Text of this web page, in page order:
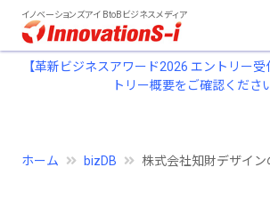
イノベーションズアイ BtoBビジネスメディア
【革新ビジネスアワード2026 エントリー
トリー概要をご確認くださ
ホーム bizDB 株式会社知財デザイン